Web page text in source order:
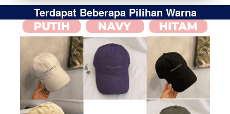
Terdapat Beberapa Pilihan Warna